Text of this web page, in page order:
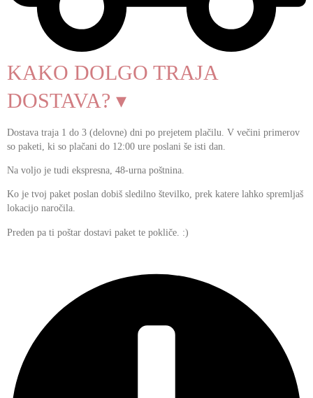
KAKO DOLGO TRAJA
DOSTAVA? ▾
Dostava traja 1 do 3 (delovne) dni po prejetem plačilu. V večini primerov
so paketi, ki so plačani do 12:00 ure poslani še isti dan.
Na voljo je tudi ekspresna, 48-urna poštnina.
Ko je tvoj paket poslan dobiš sledilno številko, prek katere lahko spremljaš
lokacijo naročila.
Preden pa ti poštar dostavi paket te pokliče. :)